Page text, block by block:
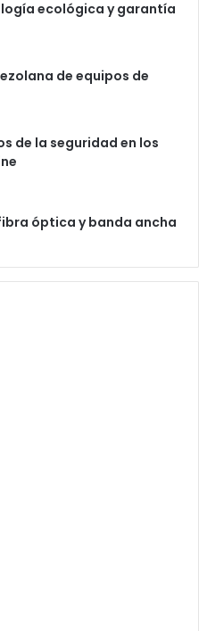
ecológica y garantía
de equipos de
de la seguridad en los
óptica y banda ancha